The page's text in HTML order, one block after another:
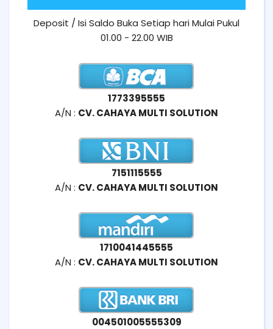
Deposit / Isi Saldo Buka Setiap hari Mulai Pukul
01.00 - 22.00 WIB
1773395555
A/N : CV. CAHAYA MULTI SOLUTION
7151115555
A/N : CV. CAHAYA MULTI SOLUTION
1710041445555
A/N : CV. CAHAYA MULTI SOLUTION
004501005555309